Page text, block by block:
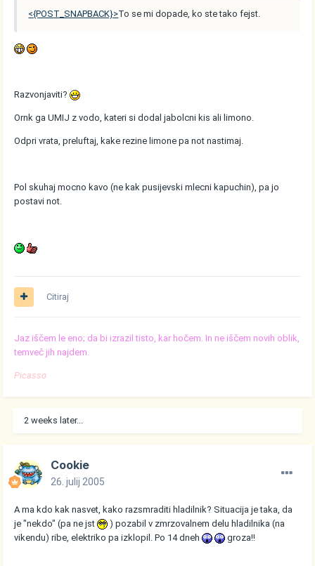
<{POST_SNAPBACK}>To se mi dopade, ko ste tako fejst.
Razvonjaviti?
Ornk ga UMIJ z vodo, kateri si dodal jabolcni kis ali limono.
Odpri vrata, preluftaj, kake rezine limone pa not nastimaj.
Pol skuhaj mocno kavo (ne kak pusijevski mlecni kapuchin), pa jo
postavi not.
Citiraj
Jaz iščem le eno; da bi izrazil tisto, kar hočem. In ne iščem novih oblik,
temveč jih najdem.
Picasso
2 weeks later...
Cookie
26. julij 2005
A ma kdo kak nasvet, kako razsmraditi hladilnik? Situacija je taka, da
je "nekdo" (pa ne jst
) pozabil v zmrzovalnem delu hladilnika (na
vikendu) ribe, elektriko pa izklopil. Po 14 dneh
groza!!